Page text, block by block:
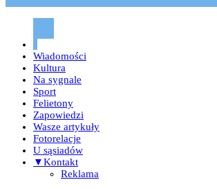
Codziennik mławski –
Wiadomości
Kultura
Na sygnale
Sport
Felietony
Zapowiedzi
Wasze artykuły
Fotorelacje
U sąsiadów
▼Kontakt
Reklama